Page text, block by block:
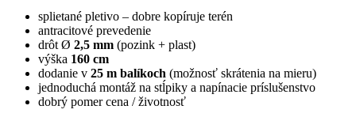
splietané pletivo – dobre kopíruje terén
antracitové prevedenie
drôt Ø 2,5 mm (pozink + plast)
výška 160 cm
dodanie v 25 m balíkoch (možnosť skrátenia na mieru)
jednoduchá montáž na stĺpiky a napínacie príslušenstvo
dobrý pomer cena / životnosť